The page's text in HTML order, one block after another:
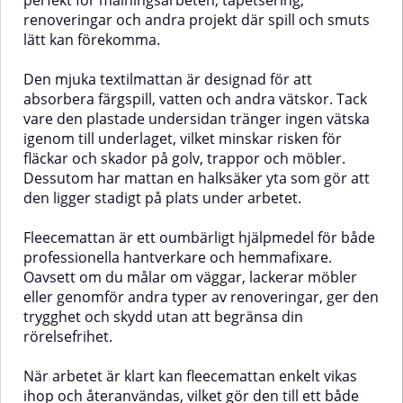
maskeringsplast med
tejpSkyddar effektivt mot
färgstänk, damm och
materialEnkel applicering tack
vare integrerad tejpLätt att ta
bort utan att lämna resterPassar
både för reparations- och
målningsarbetenAnvändningsområdenPerfekt
för att snabbt täcka och skydda
exempelvis fordonsdelar, fönster,
dörrar och andra ytor vid
lackering, målning eller
Fördelar med Maskeringsplast
med integrerad tejpHög kvalitet
och fläckarFöljsam och lätt att
anpassa till olika
är lämplig för en mängd olika
användningsområden, bland
annat:Måling och lackering av
fordonRenovering av hus och
lägenheterBygg- och
2,7 m x 20 m
renoveringar och andra projekt där spill och smuts
lätt kan förekomma.
Den mjuka textilmattan är designad för att
absorbera färgspill, vatten och andra vätskor. Tack
vare den plastade undersidan tränger ingen vätska
igenom till underlaget, vilket minskar risken för
fläckar och skador på golv, trappor och möbler.
Dessutom har mattan en halksäker yta som gör att
den ligger stadigt på plats under arbetet.
Fleecemattan är ett oumbärligt hjälpmedel för både
professionella hantverkare och hemmafixare.
Oavsett om du målar om väggar, lackerar möbler
eller genomför andra typer av renoveringar, ger den
trygghet och skydd utan att begränsa din
rörelsefrihet.
När arbetet är klart kan fleecemattan enkelt vikas
ihop och återanvändas, vilket gör den till ett både